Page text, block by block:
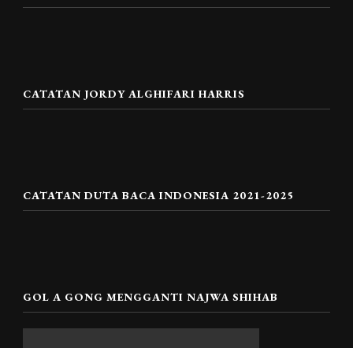
CATATAN JORDY ALGHIFARI HARRIS
CATATAN DUTA BACA INDONESIA 2021-2025
GOL A GONG MENGGANTI NAJWA SHIHAB